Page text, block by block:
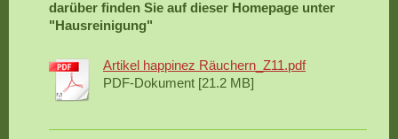
darüber finden Sie auf dieser Homepage unter
"Hausreinigung"
Artikel happinez Räuchern_Z11.pdf
PDF-Dokument [21.2 MB]